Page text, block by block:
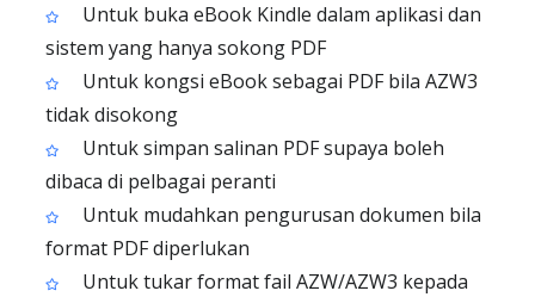
Untuk buka eBook Kindle dalam aplikasi dan
sistem yang hanya sokong PDF
Untuk kongsi eBook sebagai PDF bila AZW3
tidak disokong
Untuk simpan salinan PDF supaya boleh
dibaca di pelbagai peranti
Untuk mudahkan pengurusan dokumen bila
format PDF diperlukan
Untuk tukar format fail AZW/AZW3 kepada